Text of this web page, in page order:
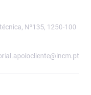
Nº135, 1250-100